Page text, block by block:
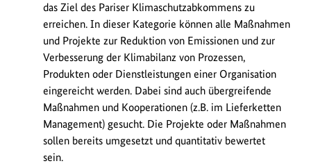
das Ziel des Pariser Klimaschutzabkommens zu
erreichen. In dieser Kategorie können alle Maßnahmen
und Projekte zur Reduktion von Emissionen und zur
Verbesserung der Klimabilanz von Prozessen,
Produkten oder Dienstleistungen einer Organisation
eingereicht werden. Dabei sind auch übergreifende
Maßnahmen und Kooperationen (z.B. im Lieferketten
Management) gesucht. Die Projekte oder Maßnahmen
sollen bereits umgesetzt und quantitativ bewertet
sein.